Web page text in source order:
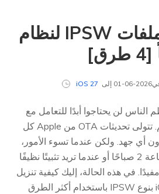
كيفية تحميل ملفات IPSW لنظام
إلى iOS 27
لن يحتاجوا أبدًا للتعامل مع
ملف IPSW طوال حياتهم. تتولى تحديثات OTA من Apple كل
أي جهد. ولكن عندما تسوء الأمور،
مثل حلقة التمهيد في الساعة 2 صباحًا أو عندما تريد تثبيتًا نظيفًا
تمامًا، يصبح ملف IPSW مفيدًا. في هذه الحالة، إليك كيفية تنزيل
ملف تحديث iOS 27 beta بنوع IPSW باستخدام أكثر الطرق